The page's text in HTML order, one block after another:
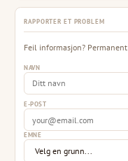
RAPPORTER ET PROBLEM
Feil informasjon? Permanent
NAVN
E-POST
EMNE